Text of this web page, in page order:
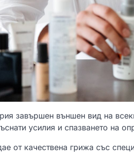
завършен външен вид на
усилия и спазването на
от качествена грижа със